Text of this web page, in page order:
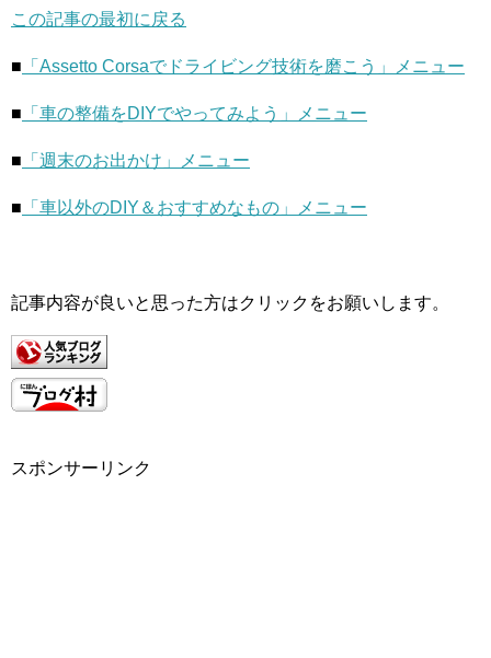
この記事の最初に戻る
■ 「Assetto Corsaでドライビング技術を磨こう」メニュー
■ 「車の整備をDIYでやってみよう」メニュー
■ 「週末のお出かけ」メニュー
■ 「車以外のDIY＆おすすめなもの」メニュー
記事内容が良いと思った方はクリックをお願いします。
スポンサーリンク